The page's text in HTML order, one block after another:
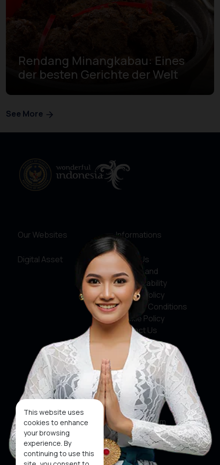
This website uses
cookies to enhance
your browsing
experience. By
continuing to use this
Rendang Minangkabau: Eines
der besten Gerichte der Welt
See More
Our Websites
Digital Asset
Informations
About Us
Service and
Accountability
Privacy Policy
Terms & Conditions
Cookie Policy
Contact Us
Social Media
Facebook
X
Instagram
Youtube